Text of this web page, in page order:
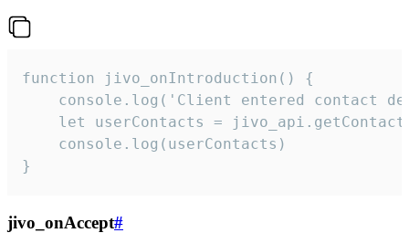
function jivo_onIntroduction() {
console.log('Client entered contact
let userContacts =
    console.log(userContacts)
}
jivo_onAccept#